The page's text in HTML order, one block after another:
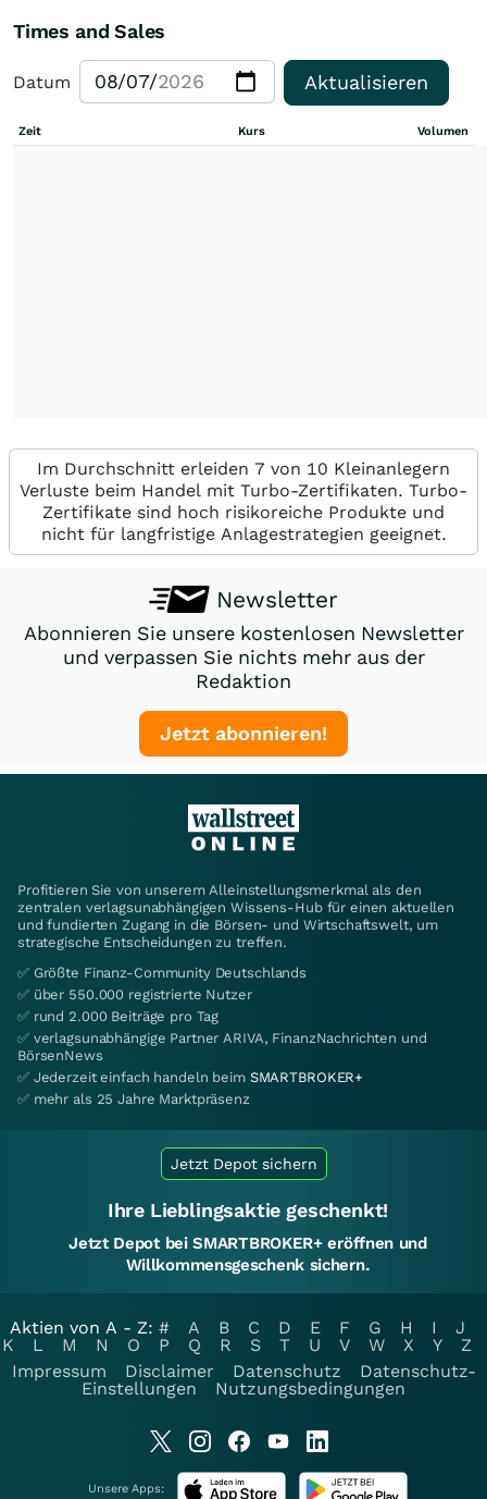
Times and Sales
Datum Aktualisieren
Zeit Kurs Volumen
Im Durchschnitt erleiden 7 von 10 Kleinanlegern
Verluste beim Handel mit Turbo-Zertifikaten. Turbo-
Zertifikate sind hoch risikoreiche Produkte und
nicht für langfristige Anlagestrategien geeignet.
Newsletter
Abonnieren Sie unsere kostenlosen Newsletter
und verpassen Sie nichts mehr aus der
Redaktion
Jetzt abonnieren!
Profitieren Sie von unserem Alleinstellungsmerkmal als den
zentralen verlagsunabhängigen Wissens-Hub für einen aktuellen
und fundierten Zugang in die Börsen- und Wirtschaftswelt, um
strategische Entscheidungen zu treffen.
✅ Größte Finanz-Community Deutschlands
✅ über 550.000 registrierte Nutzer
✅ rund 2.000 Beiträge pro Tag
✅ verlagsunabhängige Partner ARIVA, FinanzNachrichten und
BörsenNews
✅ Jederzeit einfach handeln beim SMARTBROKER+
✅ mehr als 25 Jahre Marktpräsenz
Jetzt Depot sichern
Ihre Lieblingsaktie geschenkt!
Jetzt Depot bei SMARTBROKER+ eröffnen und
Willkommensgeschenk sichern.
Aktien von A - Z: # A B C D E F G H I
J
K
L M N O P Q R S T U V W X Y
Z
Impressum
Disclaimer Datenschutz
Datenschutz-
Einstellungen
Nutzungsbedingungen
Unsere Apps: